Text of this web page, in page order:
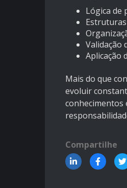
Lógica de
Validação
Aplicação
Mais do que
evoluir
conhecimentos
Compartilhe